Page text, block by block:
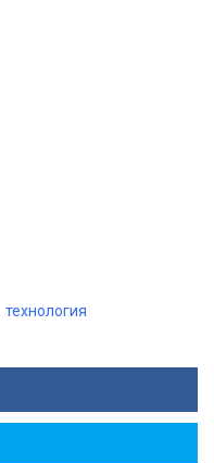
технология